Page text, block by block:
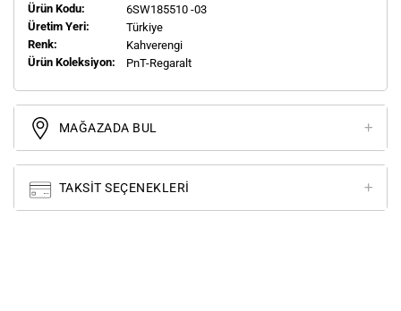
Ürün Kodu:
6SW185510 -03
Üretim Yeri:
Türkiye
Renk:
Kahverengi
Ürün Koleksiyon:
PnT-Regaralt
MAĞAZADA BUL
TAKSIT SEÇENEKLERI